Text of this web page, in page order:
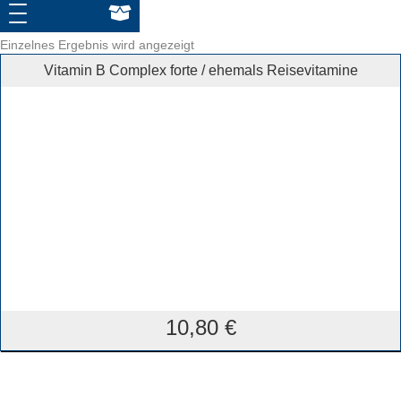
Einzelnes Ergebnis wird angezeigt
Vitamin B Complex forte / ehemals Reisevitamine
10,80 €